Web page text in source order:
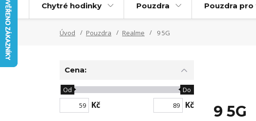
Chytré hodinky Pouzdra Pouzdra
Úvod Pouzdra Realme 9 5G
9 5G
Cena:
Kč
Od Do
Kč